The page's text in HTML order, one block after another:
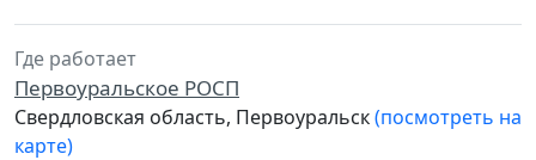
Где работает
Первоуральское РОСП
Свердловская область, Первоуральск(посмотреть на
карте)